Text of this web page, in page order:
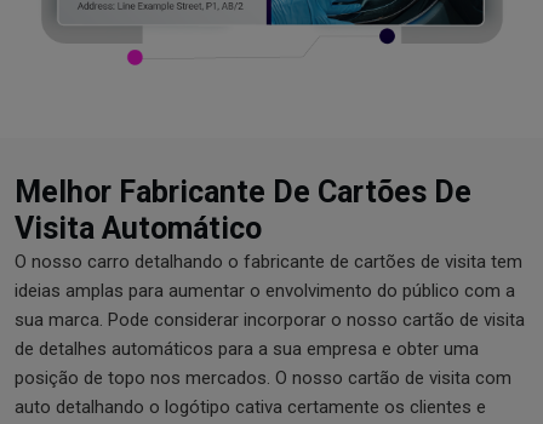
Melhor Fabricante De Cartões De
Visita Automático
O nosso carro detalhando o fabricante de cartões de visita tem
ideias amplas para aumentar o envolvimento do público com a
sua marca. Pode considerar incorporar o nosso cartão de visita
de detalhes automáticos para a sua empresa e obter uma
posição de topo nos mercados. O nosso cartão de visita com
auto detalhando o logótipo cativa certamente os clientes e